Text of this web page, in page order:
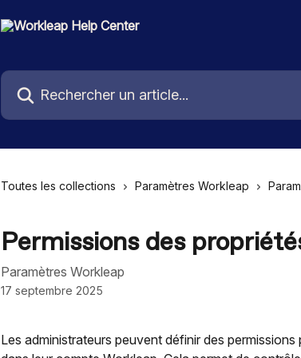
Rechercher un article...
Toutes les collections Paramètres Workleap
Permissions des
Paramètres Workleap
17 septembre 2025
Les administrateurs peuvent définir des permissions